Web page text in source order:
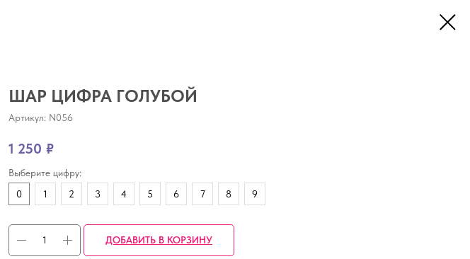
ШАР ЦИФРА ГОЛУБОЙ
Артикул: N056
1 250 ₽
Выберите цифру:
0
1 2 3 4 5 6 7 8 9
ДОБАВИТЬ В КОРЗИНУ